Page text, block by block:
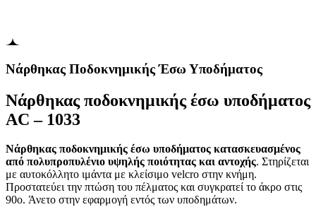
Νάρθηκας Ποδοκνημικής Έσω Υποδήματος
Νάρθηκας ποδοκνημικής έσω υποδήματος
AC – 1033
Νάρθηκας ποδοκνημικής έσω υποδήματος κατασκευασμένος
από πολυπροπυλένιο υψηλής ποιότητας και αντοχής. Στηρίζεται
με αυτοκόλλητο ιμάντα με κλείσιμο velcro στην κνήμη.
Προστατεύει την πτώση του πέλματος και συγκρατεί το άκρο στις
90o. Άνετο στην εφαρμογή εντός των υποδημάτων.